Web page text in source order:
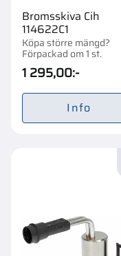
Bromsskiva Cih
114622C1
Köpa större mängd?
Förpackad om 1 st.
1 295,00:-
Info